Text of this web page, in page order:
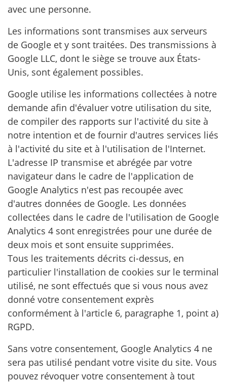
avec une personne.
Les informations sont transmises aux serveurs
de Google et y sont traitées. Des transmissions à
Google LLC, dont le siège se trouve aux États-
Unis, sont également possibles.
Google utilise les informations collectées à notre
demande afin d'évaluer votre utilisation du site,
de compiler des rapports sur l'activité du site à
notre intention et de fournir d'autres services liés
à l'activité du site et à l'utilisation de l'Internet.
L'adresse IP transmise et abrégée par votre
navigateur dans le cadre de l'application de
Google Analytics n'est pas recoupée avec
d'autres données de Google. Les données
collectées dans le cadre de l'utilisation de Google
Analytics 4 sont enregistrées pour une durée de
deux mois et sont ensuite supprimées.
Tous les traitements décrits ci-dessus, en
particulier l'installation de cookies sur le terminal
utilisé, ne sont effectués que si vous nous avez
donné votre consentement exprès
conformément à l'article 6, paragraphe 1, point a)
RGPD.
Sans votre consentement, Google Analytics 4 ne
sera pas utilisé pendant votre visite du site. Vous
pouvez révoquer votre consentement à tout